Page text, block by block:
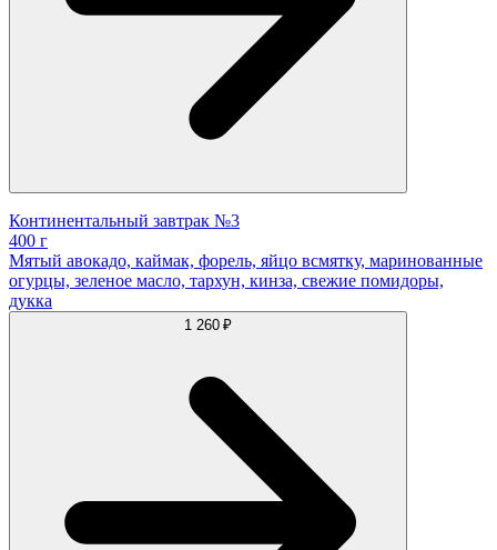
Континентальный завтрак №3
400 г
Мятый авокадо, каймак, форель, яйцо всмятку, маринованные
огурцы, зеленое масло, тархун, кинза, свежие помидоры,
дукка
1 260 ₽